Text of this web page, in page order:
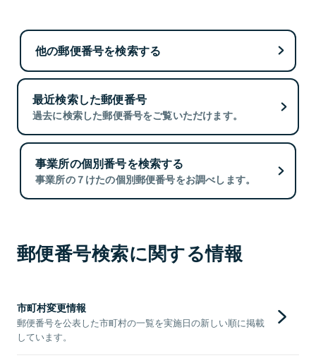
他の郵便番号を検索する
最近検索した郵便番号
過去に検索した郵便番号をご覧いただけます。
事業所の個別番号を検索する
事業所の７けたの個別郵便番号をお調べします。
郵便番号検索に関する情報
市町村変更情報
郵便番号を公表した市町村の一覧を実施日の新しい順に掲載
しています。